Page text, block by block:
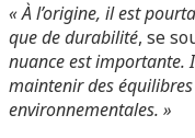
« À l’origine, il est
que de durabilité, se
nuance est importante.
maintenir des
environnementales. »